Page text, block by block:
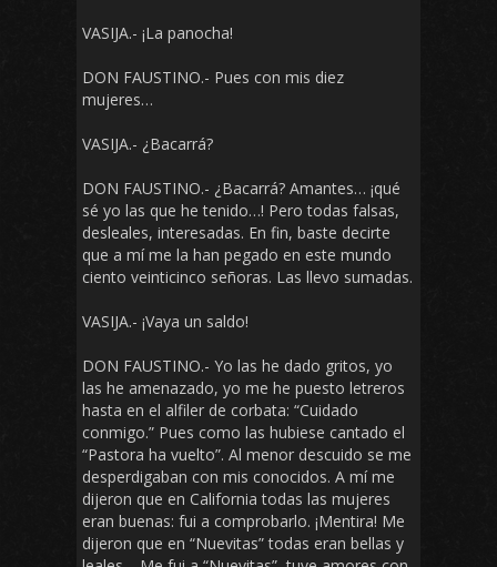
VASIJA.- ¡La panocha!
DON FAUSTINO.- Pues con mis diez
mujeres…
VASIJA.- ¿Bacarrá?
DON FAUSTINO.- ¿Bacarrá? Amantes… ¡qué
sé yo las que he tenido…! Pero todas falsas,
desleales, interesadas. En fin, baste decirte
que a mí me la han pegado en este mundo
ciento veinticinco señoras. Las llevo sumadas.
VASIJA.- ¡Vaya un saldo!
DON FAUSTINO.- Yo las he dado gritos, yo
las he amenazado, yo me he puesto letreros
hasta en el alfiler de corbata: “Cuidado
conmigo.” Pues como las hubiese cantado el
“Pastora ha vuelto”. Al menor descuido se me
desperdigaban con mis conocidos. A mí me
dijeron que en California todas las mujeres
eran buenas: fui a comprobarlo. ¡Mentira! Me
dijeron que en “Nuevitas” todas eran bellas y